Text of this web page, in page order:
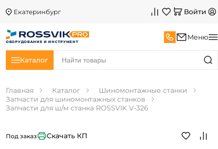
Екатеринбург Войти
ОБОРУДОВАНИЕ И ИНСТРУМЕНТ
Меню
Каталог
Главная Каталог
Шиномонтажные станки
Запчасти для шиномонтажных станков
Запчасти для ш/м станка ROSSVIK V-326
Под заказ Скачать КП